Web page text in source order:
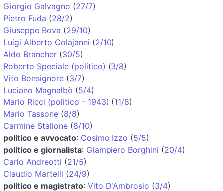
Giorgio Galvagno (27/7)
Pietro Fuda (28/2)
Giuseppe Bova (29/10)
Luigi Alberto Colajanni (2/10)
Aldo Brancher (30/5)
Roberto Speciale (politico) (3/8)
Vito Bonsignore (3/7)
Luciano Magnalbò (5/4)
Mario Ricci (politico - 1943) (11/8)
Mario Tassone (8/8)
Carmine Stallone (8/10)
politico e avvocato: Cosimo Izzo (5/5)
politico e giornalista: Giampiero Borghini (20/4)
Carlo Andreotti (21/5)
Claudio Martelli (24/9)
politico e magistrato: Vito D'Ambrosio (3/4)